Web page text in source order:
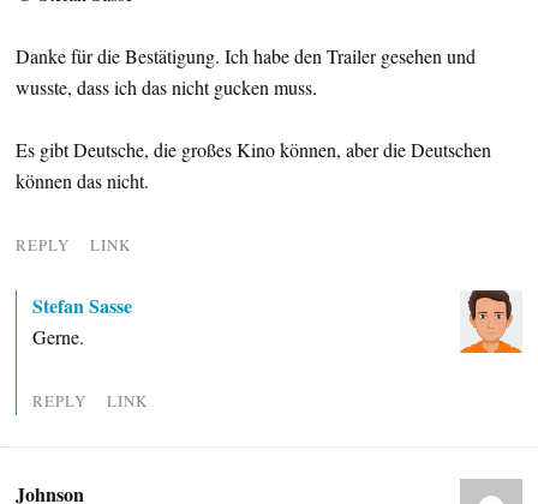
Danke für die Bestätigung. Ich habe den Trailer gesehen und
wusste, dass ich das nicht gucken muss.
Es gibt Deutsche, die großes Kino können, aber die Deutschen
können das nicht.
REPLY LINK
Stefan Sasse
Gerne.
REPLY LINK
Johnson